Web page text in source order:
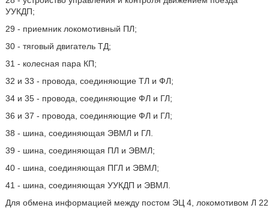
УУКДП;
29 - приемник локомотивный ПЛ;
30 - тяговый двигатель ТД;
31 - колесная пара КП;
32 и 33 - провода, соединяющие ТЛ и ФЛ;
34 и 35 - провода, соединяющие ФЛ и ГЛ;
36 и 37 - провода, соединяющие ФЛ и ГЛ;
38 - шина, соединяющая ЭВМЛ и ГЛ.
39 - шина, соединяющая ПЛ и ЭВМЛ;
40 - шина, соединяющая ПГЛ и ЭВМЛ;
41 - шина, соединяющая УУКДП и ЭВМЛ.
Для обмена информацией между постом ЭЦ 4, локомотивом Л 22